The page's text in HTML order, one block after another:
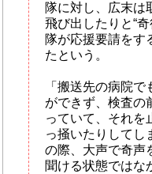
隊に対し、広末は
飛び出したりと“
隊が応援要請をす
たという。
「搬送先の病院
ができず、検査の
っていて、それを
っ掻いたりしてし
の際、大声で奇声
聞ける状態ではな